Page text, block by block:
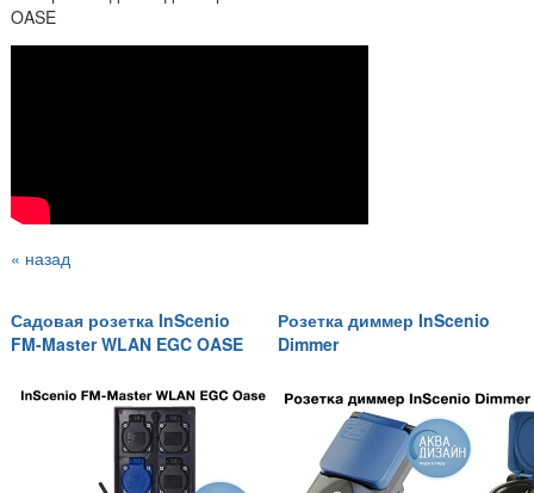
OASE
« назад
Садовая розетка InScenio
FM-Master WLAN EGC OASE
Розетка диммер InScenio
Dimmer